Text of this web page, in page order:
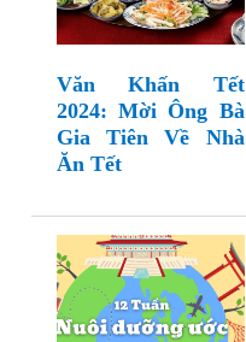
Văn Khấn Tết
2024: Mời Ông Bà
Gia Tiên Về Nhà
Ăn Tết